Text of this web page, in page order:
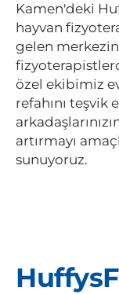
Kamen'deki
hayvan
gelen
özel ekibimiz
refahını teşvik
artırmayı
sunuyoruz.